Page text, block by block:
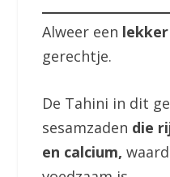
Alweer een lekker
gerechtje.
De Tahini in dit
sesamzaden die
en calcium,